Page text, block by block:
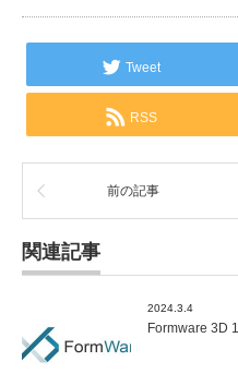
Tweet
RSS
前の記事
関連記事
2024.3.4
Formware 3D